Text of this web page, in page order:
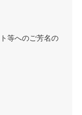
等へのご芳名の